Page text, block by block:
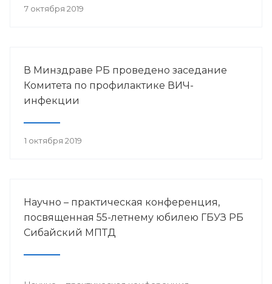
лечения в детских противотуберкулёзных
7 октября 2019
В Минздраве РБ проведено заседание
Комитета по профилактике ВИЧ-
инфекции
1 октября 2019
Научно – практическая конференция,
посвященная 55-летнему юбилею ГБУЗ РБ
Сибайский МПТД